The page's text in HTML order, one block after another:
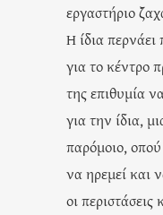
εργαστήριο
Η ίδια
για το κέντρο
της επιθυμία
για την ίδια,
παρόμοιο,
να ηρεμεί και
οι περιστάσεις